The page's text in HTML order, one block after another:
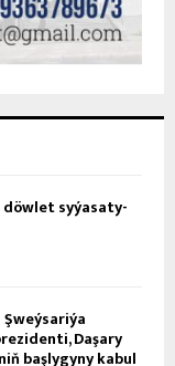
döw­let sy­ýa­sa­ty­
Daşary
başlygyny kabul